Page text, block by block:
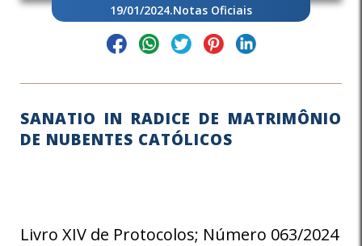
19/01/2024.Notas Oficiais
SANATIO IN RADICE DE MATRIMÔNIO
DE NUBENTES CATÓLICOS
Livro XIV de Protocolos; Número 063/2024